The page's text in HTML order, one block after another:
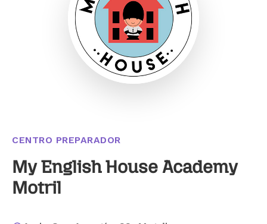
CENTRO PREPARADOR
My English House Academy
Motril